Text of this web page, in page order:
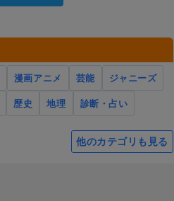
漫画アニメ 芸能
ジャニーズ
歴史 地理 診断・占い
他のカテゴリも見る